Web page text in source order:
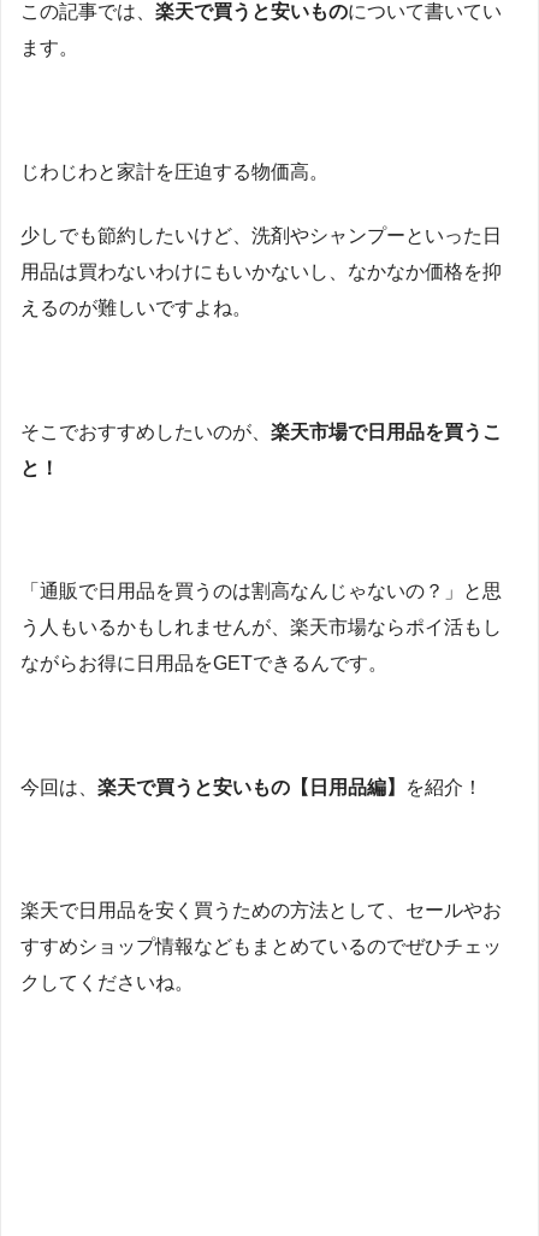
この記事では、 楽天で買うと安いものについて書いてい
ます。
じわじわと家計を圧迫する物価高。
少しでも節約したいけど、洗剤やシャンプーといった日
用品は買わないわけにもいかないし、なかなか価格を抑
えるのが難しいですよね。
そこでおすすめしたいのが、 楽天市場で日用品を買うこ
と！
「通販で日用品を買うのは割高なんじゃないの？」と思
う人もいるかもしれませんが、楽天市場ならポイ活もし
ながらお得に日用品をGETできるんです。
今回は、 楽天で買うと安いもの【日用品編】 を紹介！
楽天で日用品を安く買うための方法として、セールやお
すすめショップ情報などもまとめているのでぜひチェッ
クしてくださいね。